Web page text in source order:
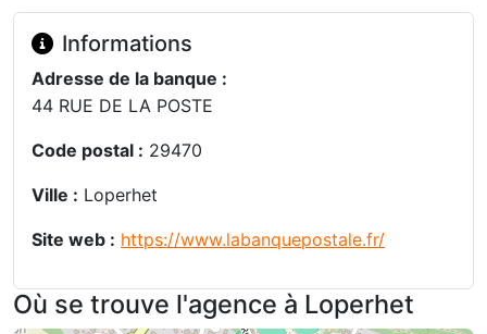
Informations
Adresse de la banque :
44 RUE DE LA POSTE
Code postal : 29470
Ville : Loperhet
Site web : https://www.labanquepostale.fr/
Où se trouve l'agence à Loperhet